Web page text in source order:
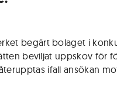
begärt bolaget i
beviljat uppskov för
ifall ansökan